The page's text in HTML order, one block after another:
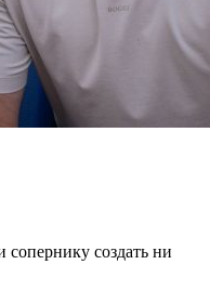
сопернику создать ни